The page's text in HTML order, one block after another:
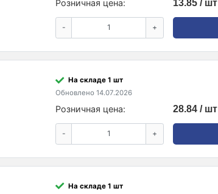
Розничная цена: 13.85 / шт
- +
На складе 1 шт
Обновлено 14.07.2026
Розничная цена: 28.84 / шт
- +
На складе 1 шт